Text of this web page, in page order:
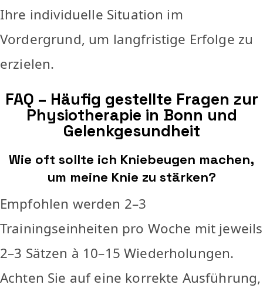
Ihre individuelle Situation im
Vordergrund, um langfristige Erfolge zu
erzielen.
FAQ – Häufig gestellte Fragen zur
Physiotherapie in Bonn und
Gelenkgesundheit
Wie oft sollte ich Kniebeugen machen,
um meine Knie zu stärken?
Empfohlen werden 2–3
Trainingseinheiten pro Woche mit jeweils
2–3 Sätzen à 10–15 Wiederholungen.
Achten Sie auf eine korrekte Ausführung,